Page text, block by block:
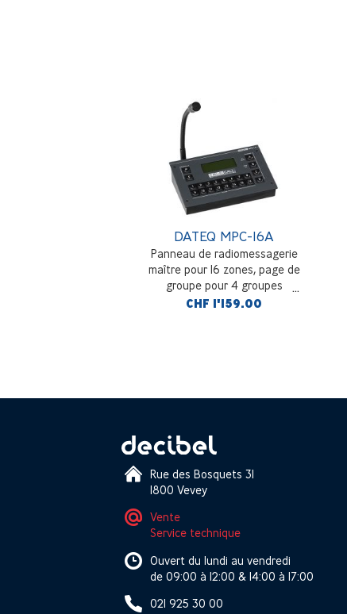
DATEQ MPC-16A
Panneau de radiomessagerie
maître pour 16 zones, page de
groupe pour 4 groupes
CHF 1'159.00
Rue des Bosquets 31
1800 Vevey
Vente
Service technique
Ouvert du lundi au vendredi
de 09:00 à 12:00 & 14:00 à 17:00
021 925 30 00